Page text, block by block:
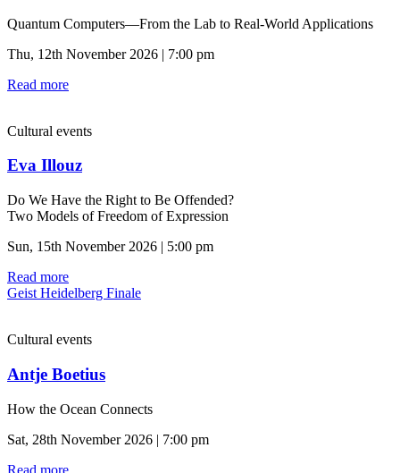
Quantum Computers—From the Lab to Real-World Applications
Thu, 12th November 2026 | 7:00 pm
Read more
Cultural events
Eva Illouz
Do We Have the Right to Be Offended?
Two Models of Freedom of Expression
Sun, 15th November 2026 | 5:00 pm
Read more
Geist Heidelberg Finale
Cultural events
Antje Boetius
How the Ocean Connects
Sat, 28th November 2026 | 7:00 pm
Read more